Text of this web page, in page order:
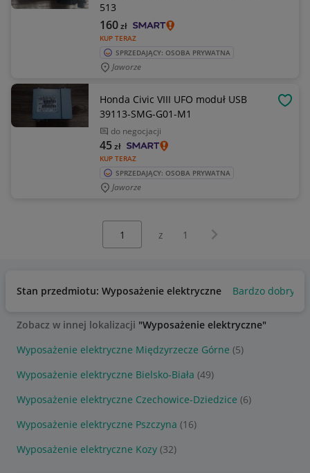
513
KUP TERAZ
160zł
SPRZEDAJĄCY: OSOBA PRYWATNA
Jaworze
Honda Civic VIII UFO moduł USB
39113-SMG-G01-M1
do negocjacji
KUP TERAZ
45zł
SPRZEDAJĄCY: OSOBA PRYWATNA
Jaworze
z 1 Następna strona
Stan przedmiotu: Wyposażenie elektryczne Bardzo dobry
Zobacz w innej lokalizacji "Wyposażenie elektryczne"
Wyposażenie elektryczne Międzyrzecze Górne (5)
Wyposażenie elektryczne Bielsko-Biała (49)
Wyposażenie elektryczne Czechowice-Dziedzice (6)
Wyposażenie elektryczne Pszczyna (16)
Wyposażenie elektryczne Kozy (32)